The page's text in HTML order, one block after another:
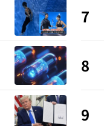
7
8
9